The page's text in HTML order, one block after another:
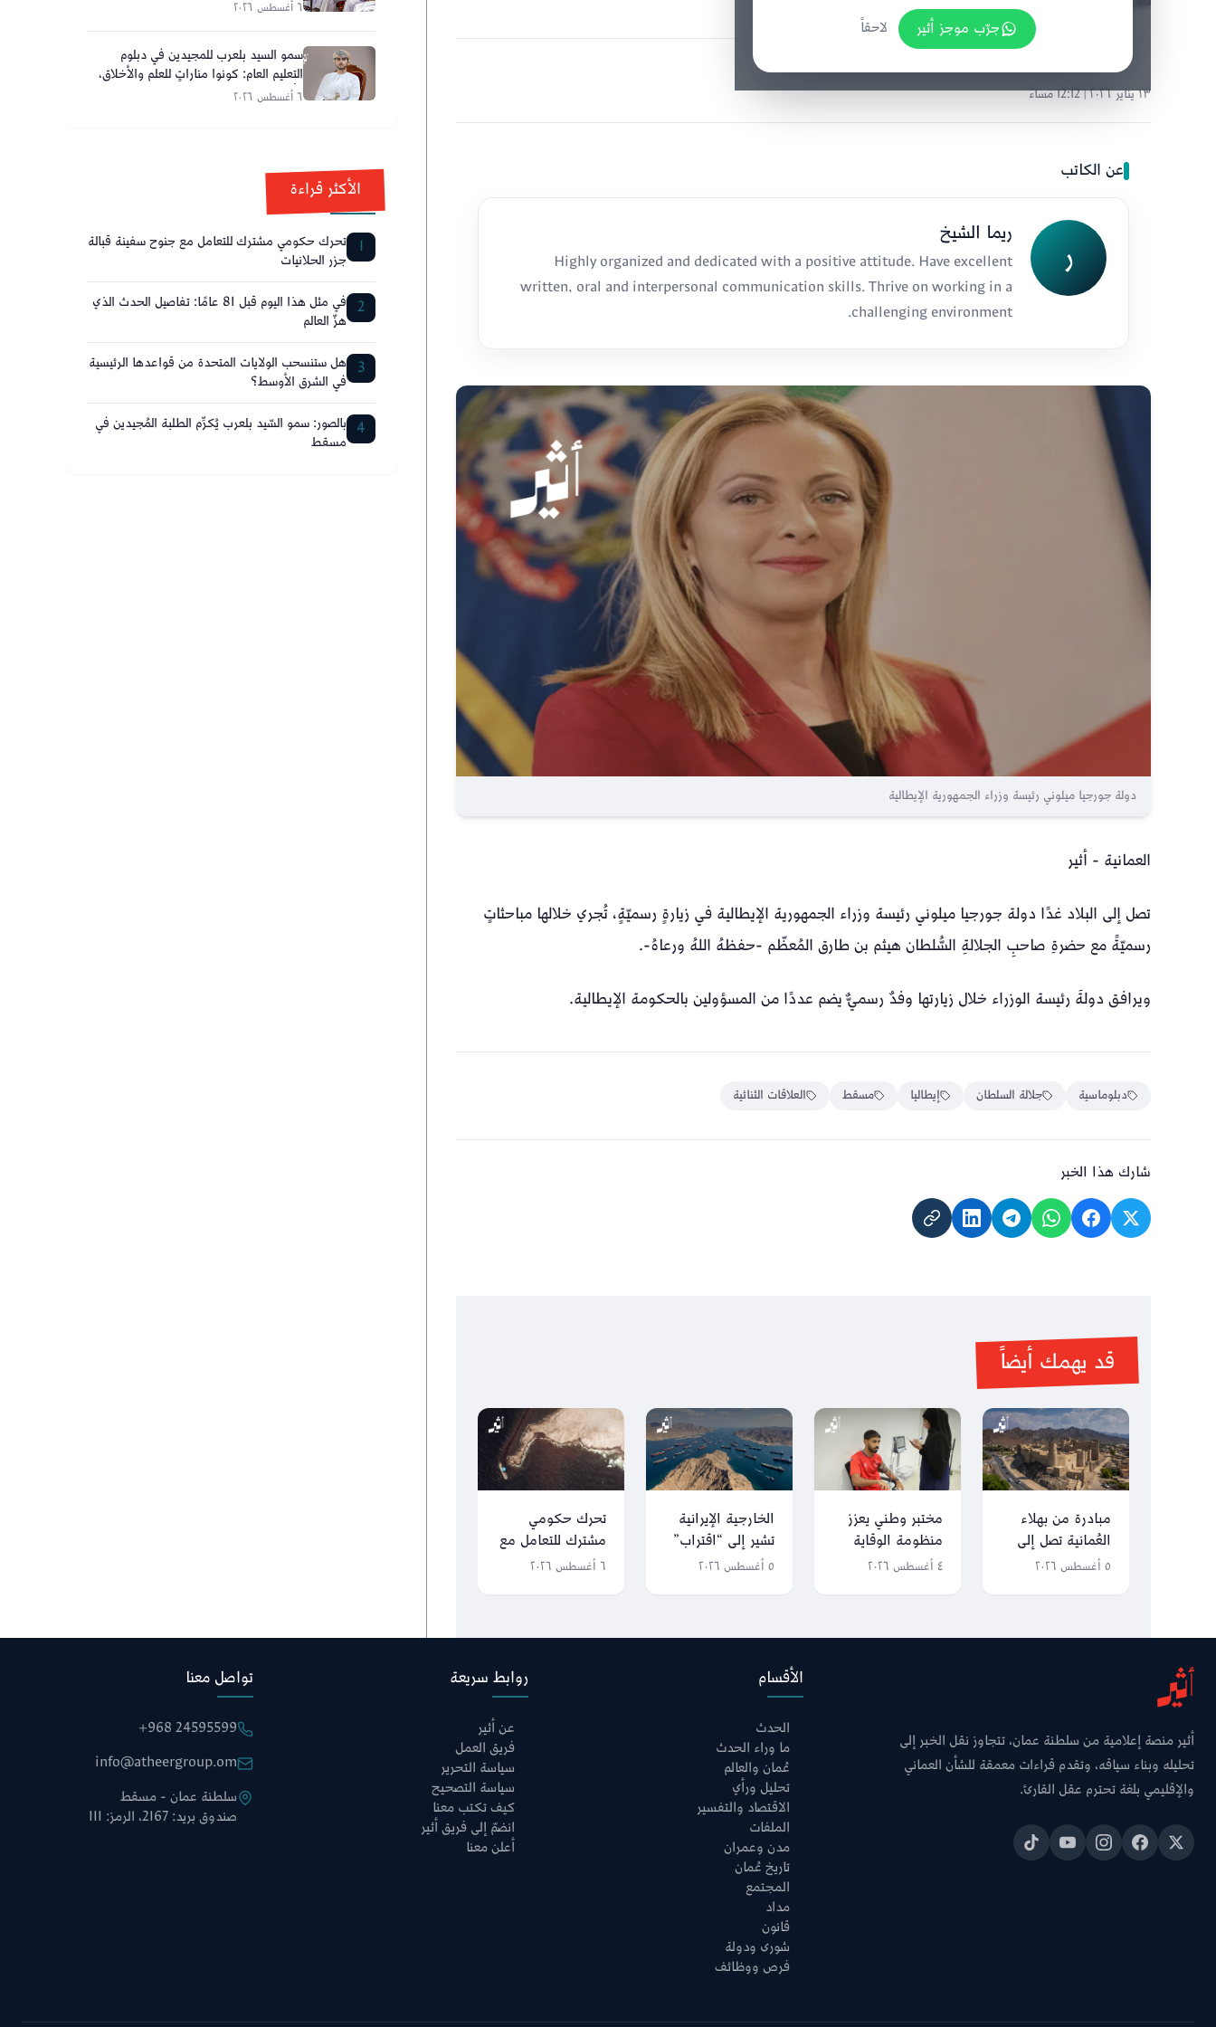
١٣ يناير ٢٠٢٦ | 12:12 مساءً
عن الكاتب
ر ريما الشيخ
Highly organized and dedicated with a positive attitude. Have excellent
written, oral and interpersonal communication skills. Thrive on working in a
challenging environment.
دولة جورجيا ميلوني رئيسة وزراء الجمهورية الإيطالية
العمانية - أثير
تصل إلى البلاد غدًا دولة جورجيا ميلوني رئيسة وزراء الجمهورية الإيطالية في زيارةٍ رسميّةٍ، تُجري خلالها مباحثاتٍ
رسميّةً مع حضرةِ صاحبِ الجلالةِ السُّلطان هيثم بن طارق المُعظّم -حفظهُ اللهُ ورعاهُ-.
ويرافق دولةَ رئيسة الوزراء خلال زيارتها وفدٌ رسميٌّ يضم عددًا من المسؤولين بالحكومة الإيطالية.
دبلوماسية جلالة السلطان إيطاليا مسقط العلاقات الثنائية
شارك هذا الخبر
قد يهمك أيضاً
مبادرة من بهلاء
العُمانية تصل إلى
العالمية
٥ أغسطس ٢٠٢٦
مختبر وطني يعزز
منظومة الوقاية
للرياضيين
٤ أغسطس ٢٠٢٦
الخارجية الإيرانية
تشير إلى “اقتراب”
الصيغة النهائية من
٥ أغسطس ٢٠٢٦
تحرك حكومي
مشترك للتعامل مع
جنوح سفينة قبالة
٦ أغسطس ٢٠٢٦
جرّب موجز أثير
لاحقاً
٦ أغسطس ٢٠٢٦
سمو السيد بلعرب للمجيدين في دبلوم
التعليم العام: كونوا مناراتٍ للعلم والأخلاق،
وأحلامكم تصنع مستقبل عُمان
٦ أغسطس ٢٠٢٦
الأكثر قراءة
1 تحرك حكومي مشترك للتعامل مع جنوح سفينة قبالة
جزر الحلانيات
2 في مثل هذا اليوم قبل 81 عامًا: تفاصيل الحدث الذي
هزّ العالم
3 هل ستنسحب الولايات المتحدة من قواعدها الرئيسية
في الشرق الأوسط؟
4 بالصور: سمو السّيد بلعرب يُكرِّم الطلبة المُجيدين في
مسقط
أثير منصة إعلامية من سلطنة عمان، تتجاوز نقل الخبر إلى
تحليله وبناء سياقه، وتقدم قراءات معمقة للشأن العماني
والإقليمي بلغة تحترم عقل القارئ.
الأقسام
الحدث
ما وراء الحدث
عُمان والعالم
تحليل ورأي
الاقتصاد والتفسير
الملفات
مدن وعمران
تاريخ عُمان
المجتمع
مداد
قانون
شورى ودولة
فرص ووظائف
روابط سريعة
عن أثير
فريق العمل
سياسة التحرير
سياسة التصحيح
كيف تكتب معنا
انضمّ إلى فريق أثير
أعلن معنا
تواصل معنا
+968 24595599
info@atheergroup.om
سلطنة عمان - مسقط
صندوق بريد: 2167، الرمز: 111